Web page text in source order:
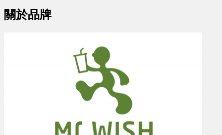
關於品牌